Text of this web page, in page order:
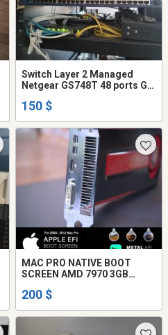
Switch Layer 2 Managed
Netgear GS748T 48 ports GB
150 $
MAC PRO NATIVE BOOT
SCREEN AMD 7970 3GB
200 $